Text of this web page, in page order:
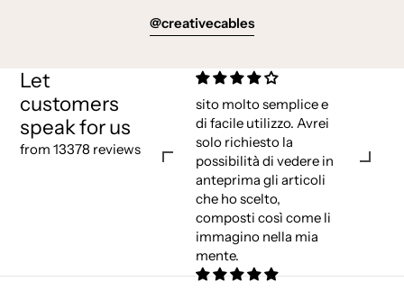
@creativecables
Let
customers
speak for us
from 13378 reviews
sito molto semplice e
di facile utilizzo. Avrei
solo richiesto la
possibilità di vedere in
anteprima gli articoli
che ho scelto,
composti così come li
immagino nella mia
mente.